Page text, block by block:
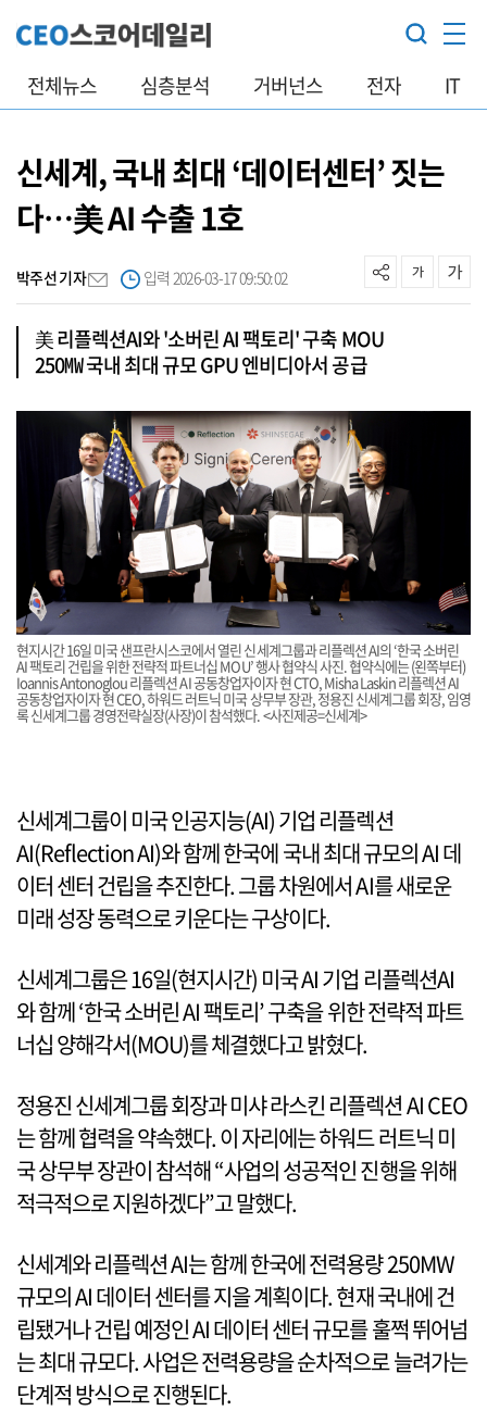
전체뉴스 심층분석 거버넌스 전자 IT
신세계, 국내 최대 ‘데이터센터’ 짓는
다…美 AI 수출 1호
박주선 기자 입력 2026-03-17 09:50:02
美 리플렉션AI와 '소버린 AI 팩토리' 구축 MOU
250㎿ 국내 최대 규모 GPU 엔비디아서 공급
현지시간 16일 미국 샌프란시스코에서 열린 신세계그룹과 리플렉션 AI의 ‘한국 소버린
AI 팩토리 건립을 위한 전략적 파트너십 MOU’ 행사 협약식 사진. 협약식에는 (왼쪽부터)
Ioannis Antonoglou 리플렉션 AI 공동창업자이자 현 CTO, Misha Laskin 리플렉션 AI
공동창업자이자 현 CEO, 하워드 러트닉 미국 상무부 장관, 정용진 신세계그룹 회장, 임영
록 신세계그룹 경영전략실장(사장)이 참석했다. <사진제공=신세계>
신세계그룹이 미국 인공지능(AI) 기업 리플렉션
AI(Reflection AI)와 함께 한국에 국내 최대 규모의 AI 데
이터 센터 건립을 추진한다. 그룹 차원에서 AI를 새로운
미래 성장 동력으로 키운다는 구상이다.
신세계그룹은 16일(현지시간) 미국 AI 기업 리플렉션AI
와 함께 ‘한국 소버린 AI 팩토리’ 구축을 위한 전략적 파트
너십 양해각서(MOU)를 체결했다고 밝혔다.
정용진 신세계그룹 회장과 미샤 라스킨 리플렉션 AI CEO
는 함께 협력을 약속했다. 이 자리에는 하워드 러트닉 미
국 상무부 장관이 참석해 “사업의 성공적인 진행을 위해
적극적으로 지원하겠다”고 말했다.
신세계와 리플렉션 AI는 함께 한국에 전력용량 250MW
규모의 AI 데이터 센터를 지을 계획이다. 현재 국내에 건
립됐거나 건립 예정인 AI 데이터 센터 규모를 훌쩍 뛰어넘
는 최대 규모다. 사업은 전력용량을 순차적으로 늘려가는
단계적 방식으로 진행된다.